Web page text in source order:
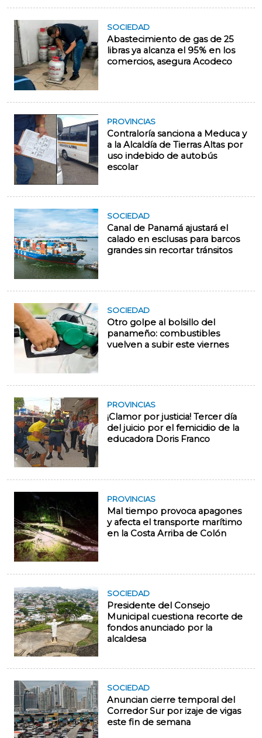
SOCIEDAD
Abastecimiento de gas de 25
libras ya alcanza el 95% en los
comercios, asegura Acodeco
PROVINCIAS
Contraloría sanciona a Meduca y
a la Alcaldía de Tierras Altas por
uso indebido de autobús
escolar
SOCIEDAD
Canal de Panamá ajustará el
calado en esclusas para barcos
grandes sin recortar tránsitos
SOCIEDAD
Otro golpe al bolsillo del
panameño: combustibles
vuelven a subir este viernes
PROVINCIAS
¡Clamor por justicia! Tercer día
del juicio por el femicidio de la
educadora Doris Franco
PROVINCIAS
Mal tiempo provoca apagones
y afecta el transporte marítimo
en la Costa Arriba de Colón
SOCIEDAD
Presidente del Consejo
Municipal cuestiona recorte de
fondos anunciado por la
alcaldesa
SOCIEDAD
Anuncian cierre temporal del
Corredor Sur por izaje de vigas
este fin de semana